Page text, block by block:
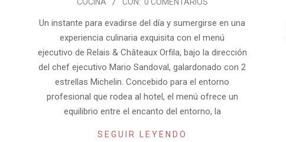
02
Un instante para evadirse del día y sumergirse en una
experiencia culinaria exquisita con el menú
ejecutivo de Relais & Châteaux Orfila, bajo la dirección
del chef ejecutivo Mario Sandoval, galardonado con 2
estrellas Michelin. Concebido para el entorno
profesional que rodea al hotel, el menú ofrece un
equilibrio entre el encanto del entorno, la
SEGUIR LEYENDO